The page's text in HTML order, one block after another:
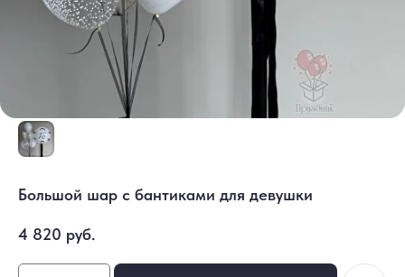
Большой шар с бантиками для девушки
4 820 руб.